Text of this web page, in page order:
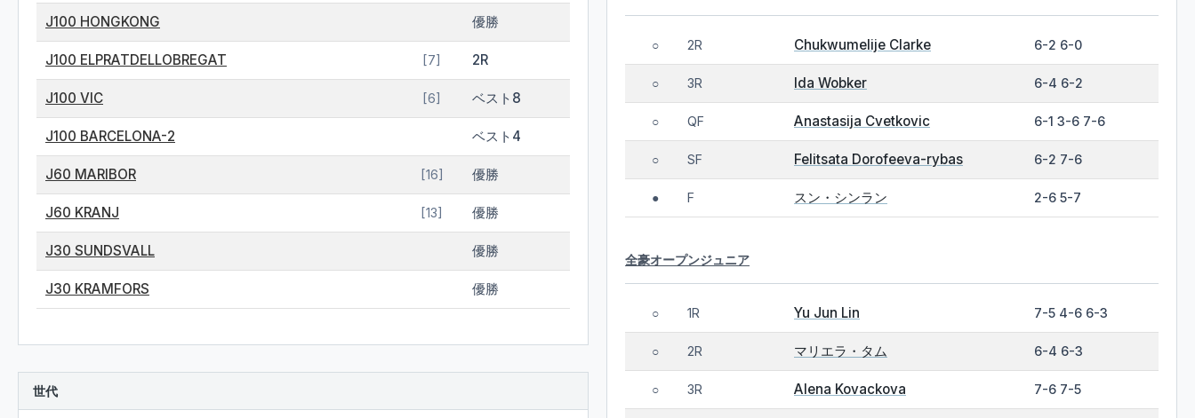
J100 HONGKONG 優勝
J100 ELPRATDELLOBREGAT [7] 2R
J100 VIC [6] ベスト8
J100 BARCELONA-2 ベスト4
J60 MARIBOR [16] 優勝
J60 KRANJ [13] 優勝
J30 SUNDSVALL 優勝
J30 KRAMFORS 優勝
世代
○ 2R Chukwumelije Clarke 6-2 6-0
○ 3R Ida Wobker 6-4 6-2
○ QF Anastasija Cvetkovic 6-1 3-6 7-6
○ SF Felitsata Dorofeeva-rybas 6-2 7-6
● F スン・シンラン 2-6 5-7
全豪オープンジュニア
○ 1R Yu Jun Lin 7-5 4-6 6-3
○ 2R マリエラ・タム 6-4 6-3
○ 3R Alena Kovackova 7-6 7-5